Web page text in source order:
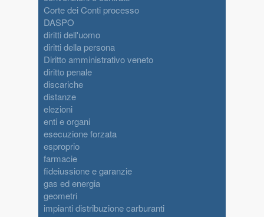
Corte dei Conti processo
DASPO
diritti dell'uomo
diritti della persona
Diritto amministrativo veneto
diritto penale
discariche
distanze
elezioni
enti e organi
esecuzione forzata
esproprio
farmacie
fideiussione e garanzie
gas ed energia
geometri
impianti distribuzione carburanti